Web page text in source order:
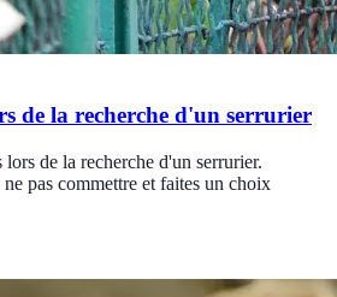
de la recherche d'un serrurier
de la recherche d'un serrurier.
pas commettre et faites un choix